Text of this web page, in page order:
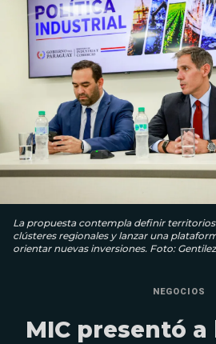
La propuesta contempla definir
clústeres regionales y lanzar una
orientar nuevas inversiones. Foto:
NEGOCIOS
MIC presentó a